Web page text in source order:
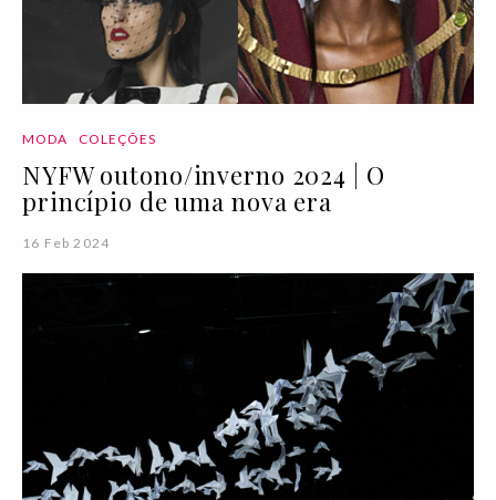
MODA COLEÇÕES
NYFW outono/inverno 2024 | O
princípio de uma nova era
16 Feb 2024